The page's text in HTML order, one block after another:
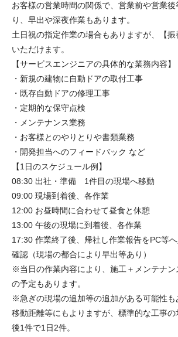
お客様の営業時間の関係で、営業前や営業後
り、早出や深夜作業もあります。
土日祝の指定作業の場合もありますが、【
いただけます。
【サービスエンジニアの具体的な業務内容】
・新規の建物に自動ドアの取付工事
・既存自動ドアの修理工事
・定期的な保守点検
・メンテナンス業務
・お客様とのやりとりや書類業務
・開発担当へのフィードバック など
【1日のスケジュール例】
08:30 出社・準備 1件目の現場へ移動
09:00 現場到着後、各作業
12:00 お昼時間に合わせて昼食と休憩
13:00 午後の現場に到着後、各作業
17:30 作業終了後、帰社し作業報告をPC等
確認（現場の都合により早出等あり）
※当日の作業内容により、施工＋メンテナン
の予定もあります。
※急ぎの現場の追加等の追加がある可能性も
移動距離等にもよりますが、標準的な工事
後1件で1日2件。